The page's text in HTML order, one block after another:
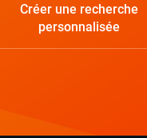
Créer une recherche
personnalisée